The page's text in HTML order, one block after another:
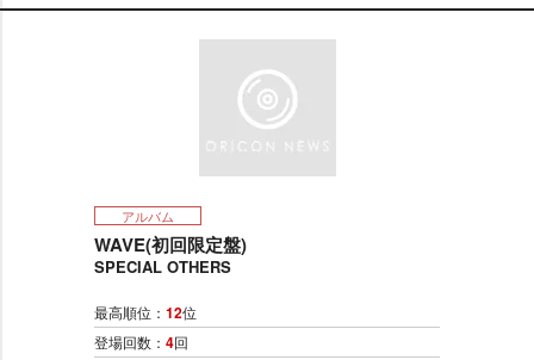
t
アルバム
WAVE(初回限定盤)
SPECIAL OTHERS
最高順位： 12位
登場回数： 4回